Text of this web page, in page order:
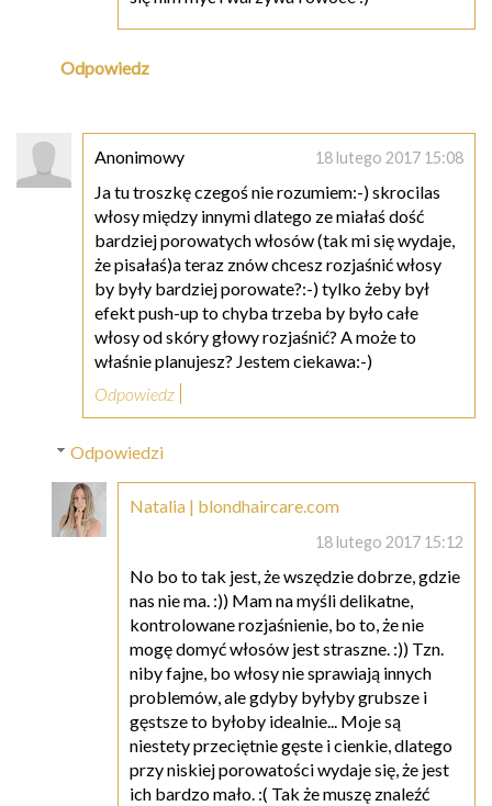
Odpowiedz
Anonimowy 18 lutego 2017 15:08
Ja tu troszkę czegoś nie rozumiem:-) skrocilas
włosy między innymi dlatego ze miałaś dość
bardziej porowatych włosów (tak mi się wydaje,
że pisałaś)a teraz znów chcesz rozjaśnić włosy
by były bardziej porowate?:-) tylko żeby był
efekt push-up to chyba trzeba by było całe
włosy od skóry głowy rozjaśnić? A może to
właśnie planujesz? Jestem ciekawa:-)
Odpowiedz
Odpowiedzi
Natalia | blondhaircare.com
18 lutego 2017 15:12
No bo to tak jest, że wszędzie dobrze, gdzie
nas nie ma. :)) Mam na myśli delikatne,
kontrolowane rozjaśnienie, bo to, że nie
mogę domyć włosów jest straszne. :)) Tzn.
niby fajne, bo włosy nie sprawiają innych
problemów, ale gdyby byłyby grubsze i
gęstsze to byłoby idealnie... Moje są
niestety przeciętnie gęste i cienkie, dlatego
przy niskiej porowatości wydaje się, że jest
ich bardzo mało. :( Tak że muszę znaleźć